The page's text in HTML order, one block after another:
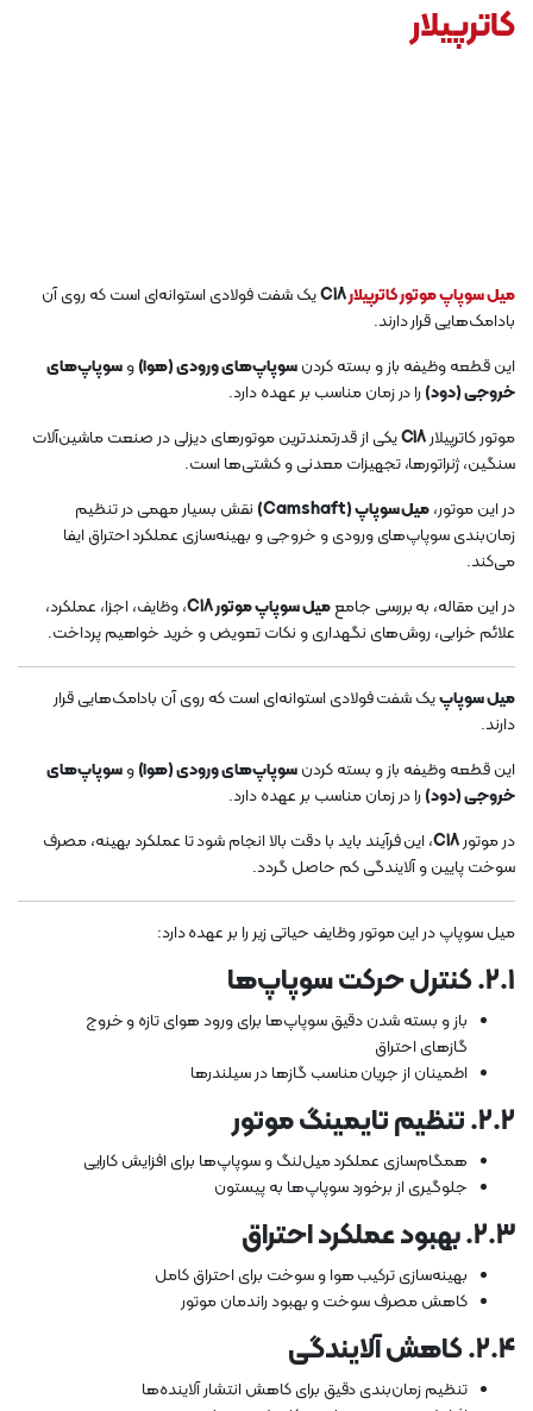
کاترپیلار
میل سوپاپ موتور کاترپیلارC18
یک شفت فولادی استوانه‌ای است که روی آن
بادامک‌هایی قرار دارند.
این قطعه وظیفه باز و بسته کردنسوپاپ‌های ورودی (هوا)وسوپاپ‌های
خروجی (دود)را در زمان مناسب بر عهده دارد.
موتور کاترپیلارC18یکی از قدرتمندترین موتورهای دیزلی در صنعت ماشین‌آلات
سنگین، ژنراتورها، تجهیزات معدنی و کشتی‌ها است.
در این موتور،میل سوپاپ (Camshaft)
نقش بسیار مهمی در تنظیم
زمان‌بندی سوپاپ‌های ورودی و خروجی و بهینه‌سازی عملکرد احتراق ایفا
می‌کند.
در این مقاله، به بررسی جامعمیل سوپاپ موتور C18
، وظایف، اجزا، عملکرد،
علائم خرابی، روش‌های نگهداری و نکات تعویض و خرید خواهیم پرداخت.
میل سوپاپیک شفت فولادی استوانه‌ای است که روی آن بادامک‌هایی قرار
دارند.
این قطعه وظیفه باز و بسته کردنسوپاپ‌های ورودی (هوا)وسوپاپ‌های
خروجی (دود)را در زمان مناسب بر عهده دارد.
در موتورC18، این فرآیند باید با دقت بالا انجام شود تا عملکرد بهینه، مصرف
سوخت پایین و آلایندگی کم حاصل گردد.
میل سوپاپ در این موتور وظایف حیاتی زیر را بر عهده دارد:
۲.۱. کنترل حرکت سوپاپ‌ها
باز و بسته شدن دقیق سوپاپ‌ها برای ورود هوای تازه و خروج
گازهای احتراق
اطمینان از جریان مناسب گازها در سیلندرها
۲.۲. تنظیم تایمینگ موتور
همگام‌سازی عملکرد میل‌لنگ و سوپاپ‌ها برای افزایش کارایی
جلوگیری از برخورد سوپاپ‌ها به پیستون
۲.۳. بهبود عملکرد احتراق
بهینه‌سازی ترکیب هوا و سوخت برای احتراق کامل
کاهش مصرف سوخت و بهبود راندمان موتور
۲.۴. کاهش آلایندگی
تنظیم زمان‌بندی دقیق برای کاهش انتشار آلاینده‌ها